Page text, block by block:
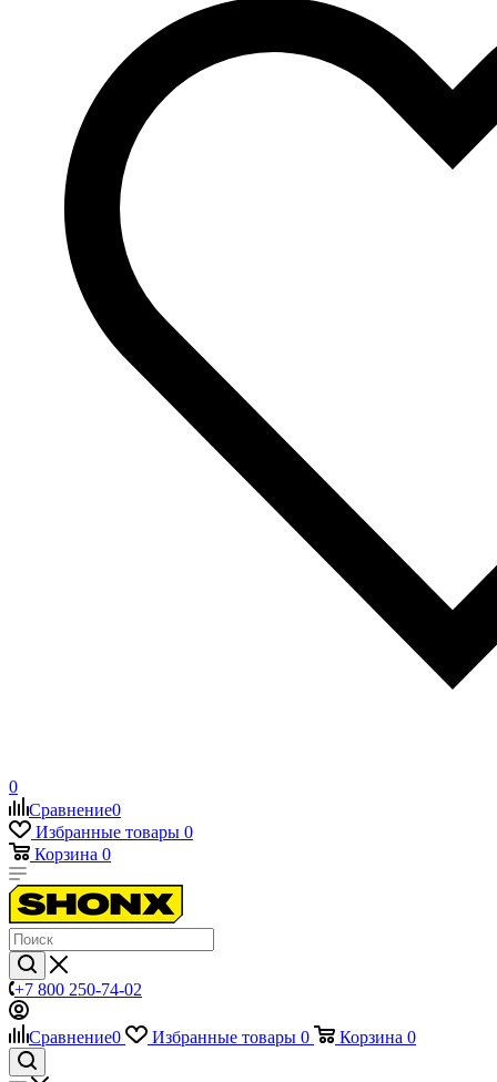
0
Сравнение0
Избранные товары 0
Корзина 0
+7 800 250-74-02
Сравнение0 Избранные товары 0 Корзина 0